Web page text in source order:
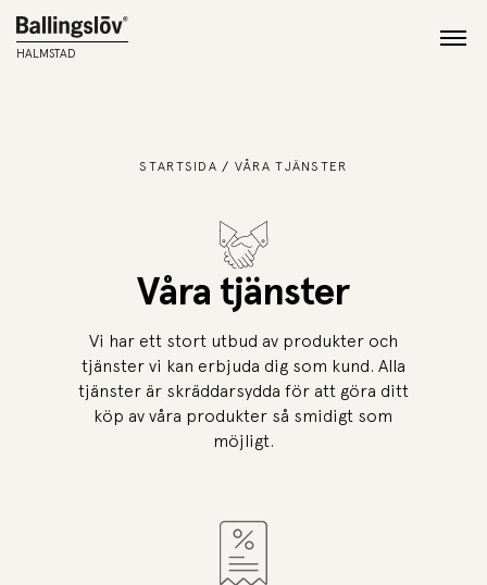
HALMSTAD
STARTSIDA VÅRA TJÄNSTER
Våra tjänster
Vi har ett stort utbud av produkter och
tjänster vi kan erbjuda dig som kund. Alla
tjänster är skräddarsydda för att göra ditt
köp av våra produkter så smidigt som
möjligt.